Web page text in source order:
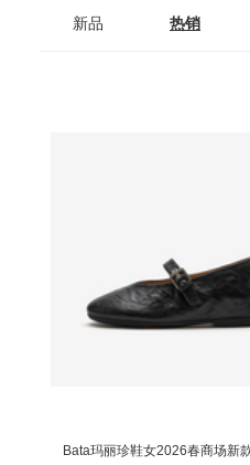
新品 热销
Bata玛丽珍鞋女2026春商场新